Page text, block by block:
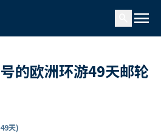
menu
的欧洲环游49天邮轮
49天)